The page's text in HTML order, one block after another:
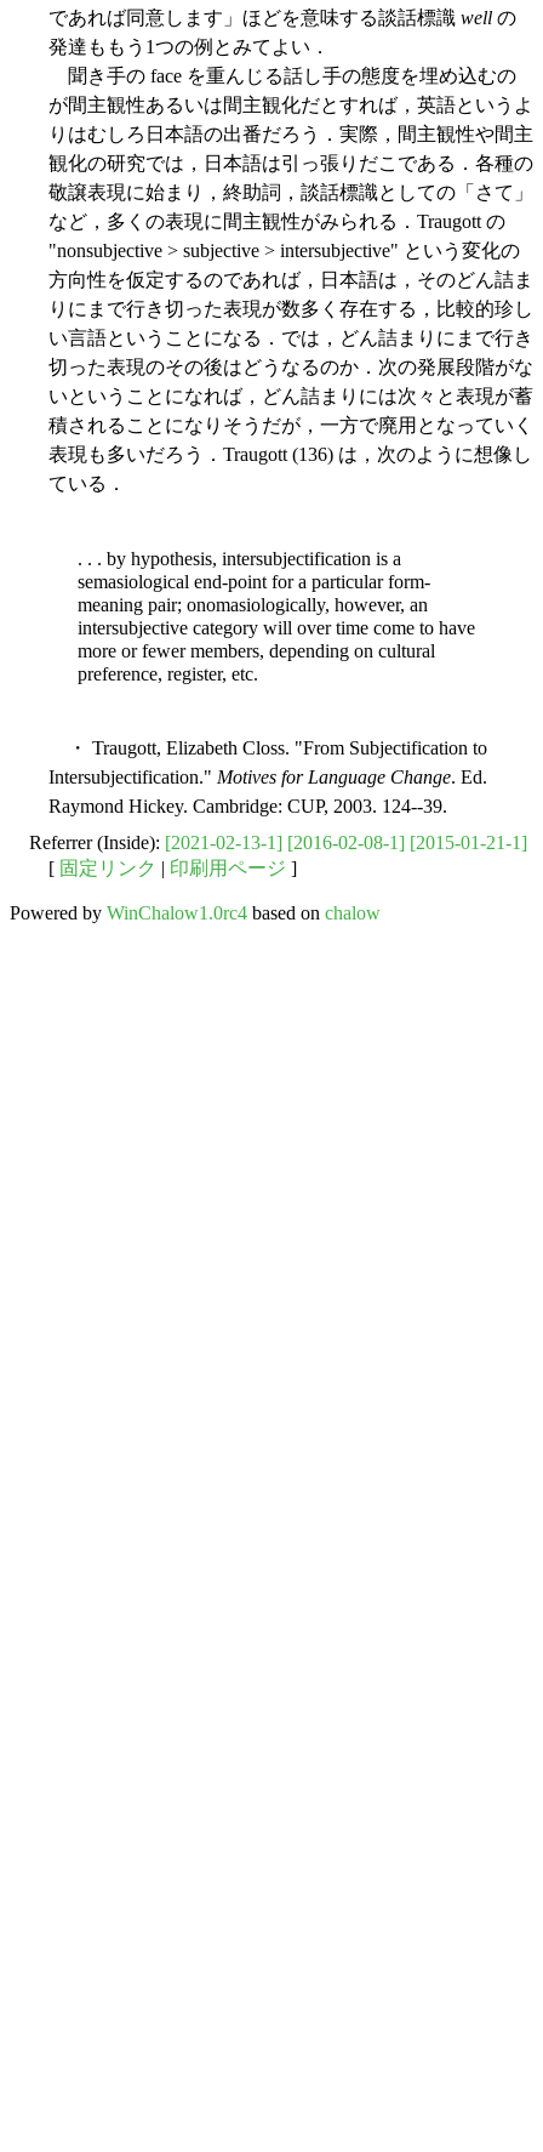
であれば同意します」ほどを意味する談話標識 well の
発達ももう1つの例とみてよい．
聞き手の face を重んじる話し手の態度を埋め込むの
が間主観性あるいは間主観化だとすれば，英語というよ
りはむしろ日本語の出番だろう．実際，間主観性や間主
観化の研究では，日本語は引っ張りだこである．各種の
敬譲表現に始まり，終助詞，談話標識としての「さて」
など，多くの表現に間主観性がみられる．Traugott の
"nonsubjective > subjective > intersubjective" という変化の
方向性を仮定するのであれば，日本語は，そのどん詰ま
りにまで行き切った表現が数多く存在する，比較的珍し
い言語ということになる．では，どん詰まりにまで行き
切った表現のその後はどうなるのか．次の発展段階がな
いということになれば，どん詰まりには次々と表現が蓄
積されることになりそうだが，一方で廃用となっていく
表現も多いだろう．Traugott (136) は，次のように想像し
ている．
. . . by hypothesis, intersubjectification is a
semasiological end-point for a particular form-
meaning pair; onomasiologically, however, an
intersubjective category will over time come to have
more or fewer members, depending on cultural
preference, register, etc.
・ Traugott, Elizabeth Closs. "From Subjectification to
Intersubjectification." Motives for Language Change. Ed.
Raymond Hickey. Cambridge: CUP, 2003. 124--39.
Referrer (Inside): [2021-02-13-1] [2016-02-08-1] [2015-01-21-1]
[ 固定リンク | 印刷用ページ ]
Powered by WinChalow1.0rc4 based on chalow